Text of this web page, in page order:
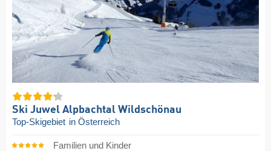
Ski Juwel Alpbachtal Wildschönau
Top-Skigebiet in Österreich
Familien und Kinder